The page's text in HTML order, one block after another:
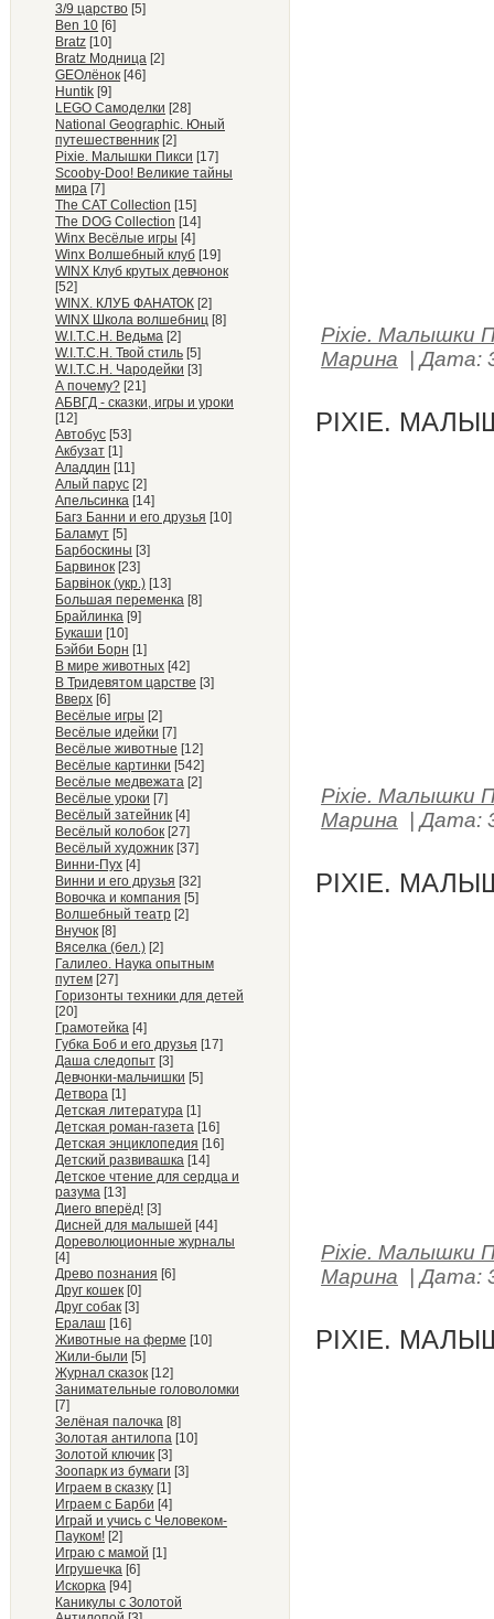
3/9 царство [5]
Ben 10 [6]
Bratz [10]
Bratz Модница [2]
GEOлёнок [46]
Huntik [9]
LEGO Самоделки [28]
National Geographic. Юный
путешественник [2]
Pixie. Малышки Пикси [17]
Scooby-Doo! Великие тайны
мира [7]
The CAT Collection [15]
The DOG Collection [14]
Winx Весёлые игры [4]
Winx Волшебный клуб [19]
WINX Клуб крутых девчонок
[52]
WINX. КЛУБ ФАНАТОК [2]
WINX Школа волшебниц [8]
W.I.T.C.H. Ведьма [2]
W.I.T.C.H. Твой стиль [5]
W.I.T.C.H. Чародейки [3]
А почему? [21]
АБВГД - сказки, игры и уроки
[12]
Автобус [53]
Акбузат [1]
Аладдин [11]
Алый парус [2]
Апельсинка [14]
Багз Банни и его друзья [10]
Баламут [5]
Барбоскины [3]
Барвинок [23]
Барвiнок (укр.) [13]
Большая переменка [8]
Брайлинка [9]
Букаши [10]
Бэйби Борн [1]
В мире животных [42]
В Тридевятом царстве [3]
Вверх [6]
Весёлые игры [2]
Весёлые идейки [7]
Весёлые животные [12]
Весёлые картинки [542]
Весёлые медвежата [2]
Весёлые уроки [7]
Весёлый затейник [4]
Весёлый колобок [27]
Весёлый художник [37]
Винни-Пух [4]
Винни и его друзья [32]
Вовочка и компания [5]
Волшебный театр [2]
Внучок [8]
Вяселка (бел.) [2]
Галилео. Наука опытным
путем [27]
Горизонты техники для детей
[20]
Грамотейка [4]
Губка Боб и его друзья [17]
Даша следопыт [3]
Девчонки-мальчишки [5]
Детвора [1]
Детская литература [1]
Детская роман-газета [16]
Детская энциклопедия [16]
Детский развивашка [14]
Детское чтение для сердца и
разума [13]
Диего вперёд! [3]
Дисней для малышей [44]
Дореволюционные журналы
[4]
Древо познания [6]
Друг кошек [0]
Друг собак [3]
Ералаш [16]
Животные на ферме [10]
Жили-были [5]
Журнал сказок [12]
Занимательные головоломки
[7]
Зелёная палочка [8]
Золотая антилопа [10]
Золотой ключик [3]
Зоопарк из бумаги [3]
Играем в сказку [1]
Играем с Барби [4]
Играй и учись с Человеком-
Пауком! [2]
Играю с мамой [1]
Игрушечка [6]
Искорка [94]
Каникулы с Золотой
Pixie. Малышки
Марина
|Дата:
PIXIE.
Pixie. Малышки
Марина
|Дата:
PIXIE.
Pixie. Малышки
Марина
|Дата:
PIXIE.